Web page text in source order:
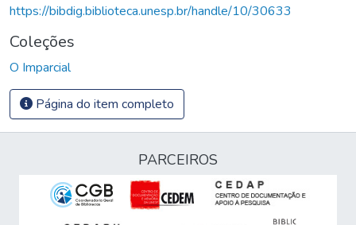
https://bibdig.biblioteca.unesp.br/handle/10/30633
Coleções
O Imparcial
Página do item completo
PARCEIROS